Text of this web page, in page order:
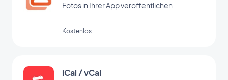
Fotos in Ihrer App veröffentlichen
Kostenlos
iCal / vCal